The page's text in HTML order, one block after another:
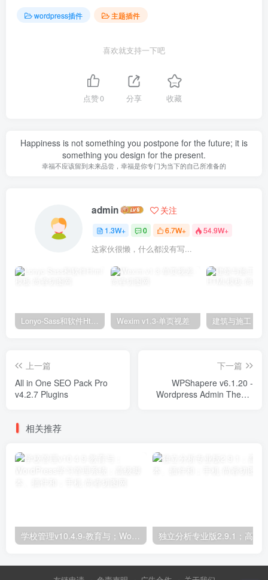
wordpress插件 主题插件
喜欢就支持一下吧
点赞0 分享 收藏
Happiness is not something you postpone for the future; it is
something you design for the present.
幸福不应该留到未来品尝，幸福是你专门为当下的自己所准备的
admin 关注
1.3W+ 0 6.7W+ 54.9W+
这家伙很懒，什么都没有写...
Lonyo-Sass和软件Html模板 Wexim v1.3-单页视差
上一篇
All in One SEO Pack Pro
v4.2.7 Plugins
下一篇
WPShapere v6.1.20 -
Wordpress Admin Theme
相关推荐
学校管理v10.4.9-教育与；WordPress学习管理系统；高级脚本、插件和；手机